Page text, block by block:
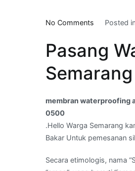
No Comments
anti
bocor
Kami
Posted
Pasang
Semarang
membran waterproofing
0500
.Hello Warga Semarang
Bakar Untuk pemesanan
Secara etimologis, nama